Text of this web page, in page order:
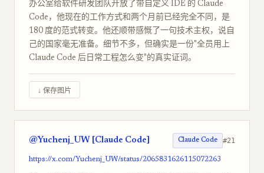
办公室给软件研发团队开放了带自定义 IDE 的 Claude
Code，他现在的工作方式和两个月前已经完全不同，是
180 度的范式转变。他还顺带感慨了一句技术主权，说自
己的国家毫无准备。细节不多，但确实是一份"全员用上
Claude Code 后日常工程怎么变"的真实证词。
↓ 保存图片
@Yuchenj_UW [Claude Code] Claude Code #21
https://x.com/Yuchenj_UW/status/2065831626115072263